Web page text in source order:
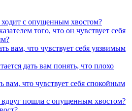
с опущенным хвостом?
того, что он чувствует себя
вам, что чувствует себя уязвимым
дать вам понять, что плохо
вам, что чувствует себя спокойным
пошла с опущенным хвостом?